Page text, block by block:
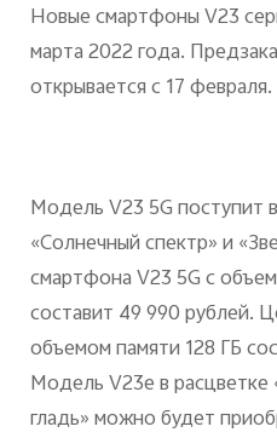
Новые смартфоны V23
марта 2022 года.
открывается с 17 февраля.
Модель V23 5G поступит
«Солнечный спектр» и
смартфона V23 5G с
составит 49 990 рублей.
объемом памяти 128 ГБ
Модель V23e в расцветке
гладь» можно будет